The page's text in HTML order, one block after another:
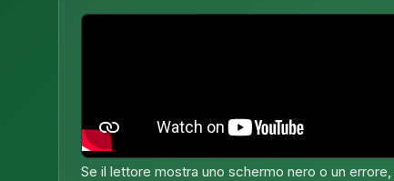
Se il lettore mostra uno schermo nero o un errore,